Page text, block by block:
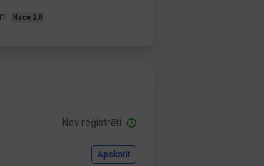
Nace 2.0
Nav reģistrēti
Apskatīt